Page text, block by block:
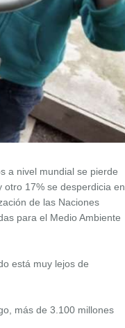
a nivel mundial se pierde
17% se desperdicia en
de las Naciones
para el Medio Ambiente
está muy lejos de
más de 3.100 millones